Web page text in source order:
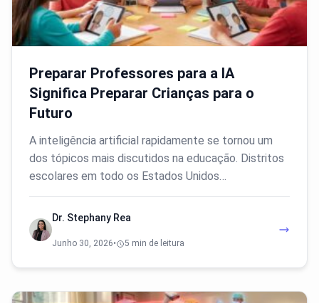
Preparar Professores para a IA
Significa Preparar Crianças para o
Futuro
A inteligência artificial rapidamente se tornou um
dos tópicos mais discutidos na educação. Distritos
escolares em todo os Estados Unidos…
Dr. Stephany Rea
Junho 30, 2026• 5 min de leitura